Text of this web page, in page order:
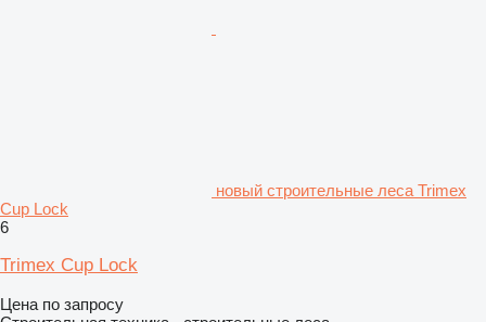
новый строительные леса Trimex
Cup Lock
6
Trimex Cup Lock
Цена по запросу